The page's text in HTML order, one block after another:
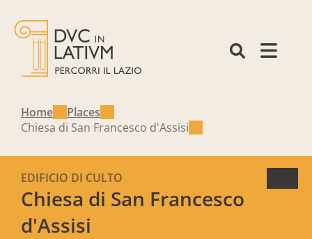
Home
Places
Chiesa di San Francesco d'Assisi
Chiesa di San Francesco
d'Assisi
EDIFICIO DI CULTO